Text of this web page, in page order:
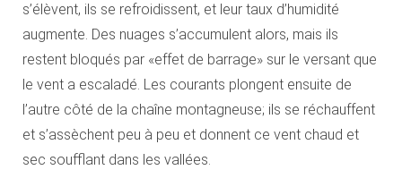
s’élèvent, ils se refroidissent, et leur taux d’humidité
augmente. Des nuages s’accumulent alors, mais ils
restent bloqués par «effet de barrage» sur le versant que
le vent a escaladé. Les courants plongent ensuite de
l’autre côté de la chaîne montagneuse; ils se réchauffent
et s’assèchent peu à peu et donnent ce vent chaud et
sec soufflant dans les vallées.